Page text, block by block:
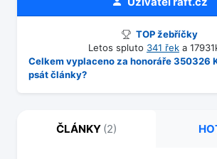
TOP žebříčky
Letos spluto 341 řek a
Celkem vyplaceno za honoráře 350326
psát články?
ČLÁNKY (2)